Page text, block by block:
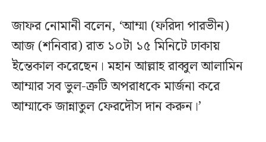
জাফর নোমানী বলেন, ‘আম্মা (ফরিদা পারভীন)
আজ (শনিবার) রাত ১০টা ১৫ মিনিটে ঢাকায়
ইন্তেকাল করেছেন। মহান আল্লাহ রাব্বুল আলামিন
আম্মার সব ভুল-ত্রুটি অপরাধকে মার্জনা করে
আম্মাকে জান্নাতুল ফেরদৌস দান করুন।’